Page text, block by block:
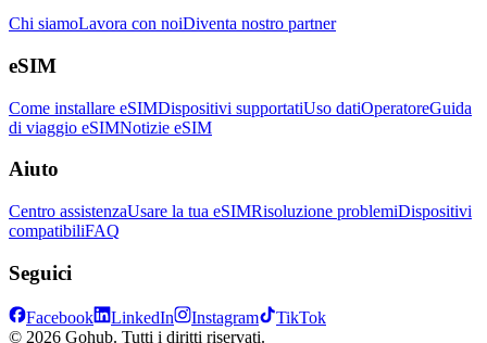
Chi siamoLavora con noiDiventa nostro partner
eSIM
Come installare eSIMDispositivi supportatiUso datiOperatoreGuida
di viaggio eSIMNotizie eSIM
Aiuto
Centro assistenzaUsare la tua eSIMRisoluzione problemiDispositivi
compatibiliFAQ
Seguici
Facebook LinkedIn Instagram
TikTok
© 2026 Gohub. Tutti i diritti riservati.